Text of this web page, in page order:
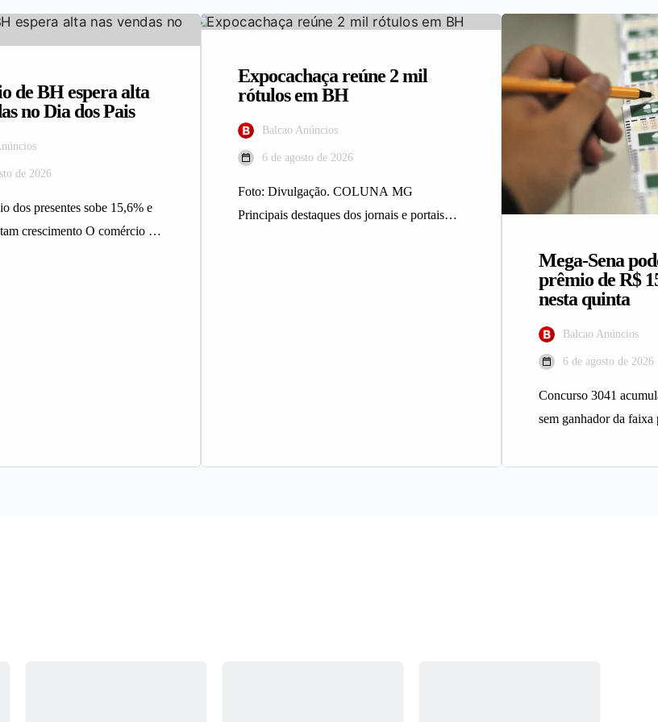
de BH espera alta
no Dia dos Pais
de 2026
dos presentes sobe 15,6% e
crescimento O comércio de
Expocachaça reúne 2 mil
rótulos em BH
Balcao Anúncios
6 de agosto de 2026
Foto: Divulgação. COLUNA MG
Principais destaques dos jornais e portais
Mega-Sena
prêmio de R$
nesta quinta
Balcao Anúncios
6 de agosto de 2026
Concurso 3041
sem ganhador da